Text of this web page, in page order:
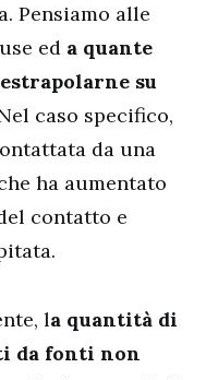
Pensiamo alle
ed a quante
su
caso specifico,
da una
ha aumentato
contatto e
la quantità di
da fonti non